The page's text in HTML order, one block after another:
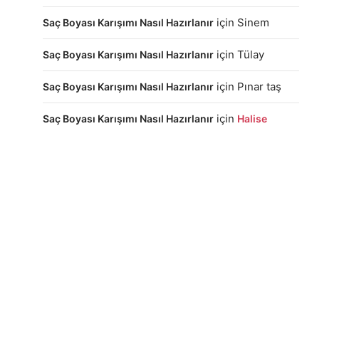
Saç Boyası Karışımı Nasıl Hazırlanır için Sinem
Saç Boyası Karışımı Nasıl Hazırlanır için Tülay
Saç Boyası Karışımı Nasıl Hazırlanır için Pınar taş
Saç Boyası Karışımı Nasıl Hazırlanır için Halise